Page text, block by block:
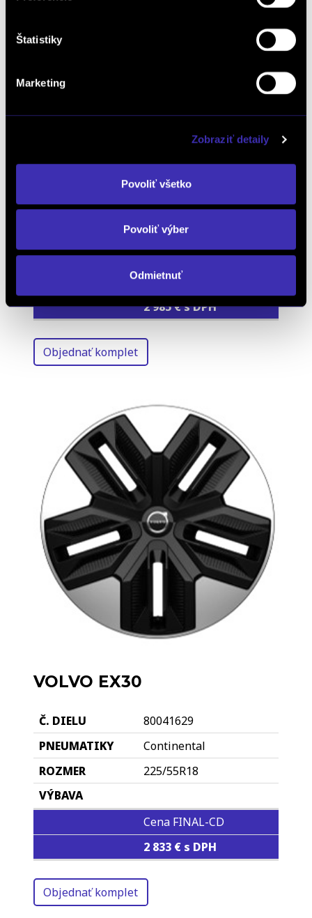
Štatistiky
Marketing
Zobraziť detaily
Povoliť všetko
Povoliť výber
Odmietnuť
80045190
NOKIAN
225/55R18
Cena FINAL-CD
2 985 € s DPH
Objednať komplet
VOLVO EX30
80041629
Continental
225/55R18
Cena FINAL-CD
2 833 € s DPH
Objednať komplet